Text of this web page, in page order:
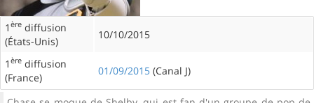
1 ère diffusion
(États-Unis)
10/10/2015
1 ère diffusion
(France)
01/09/2015 (Canal J)